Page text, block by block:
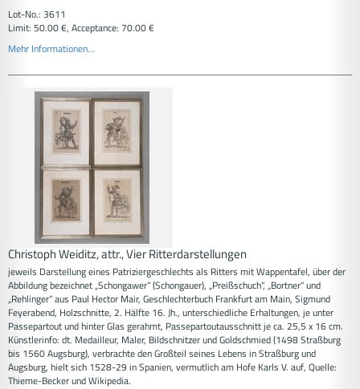
Lot-No.: 3611
Limit: 50.00 €, Acceptance: 70.00 €
Mehr Informationen...
Christoph Weiditz, attr., Vier Ritterdarstellungen
jeweils Darstellung eines Patriziergeschlechts als Ritters mit Wappentafel, über der
Abbildung bezeichnet „Schongawer“ (Schongauer), „Preißschuch“, „Bortner“ und
„Rehlinger“ aus Paul Hector Mair, Geschlechterbuch Frankfurt am Main, Sigmund
Feyerabend, Holzschnitte, 2. Hälfte 16. Jh., unterschiedliche Erhaltungen, je unter
Passepartout und hinter Glas gerahmt, Passepartoutausschnitt je ca. 25,5 x 16 cm.
Künstlerinfo: dt. Medailleur, Maler, Bildschnitzer und Goldschmied (1498 Straßburg
bis 1560 Augsburg), verbrachte den Großteil seines Lebens in Straßburg und
Augsburg, hielt sich 1528-29 in Spanien, vermutlich am Hofe Karls V. auf, Quelle:
Thieme-Becker und Wikipedia.